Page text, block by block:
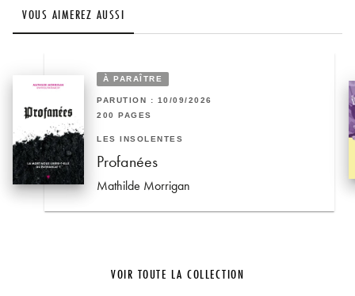
VOUS AIMEREZ AUSSI
À PARAÎTRE
PARUTION : 10/09/2026
200 PAGES
LES INSOLENTES
Profanées
Mathilde Morrigan
VOIR TOUTE LA COLLECTION